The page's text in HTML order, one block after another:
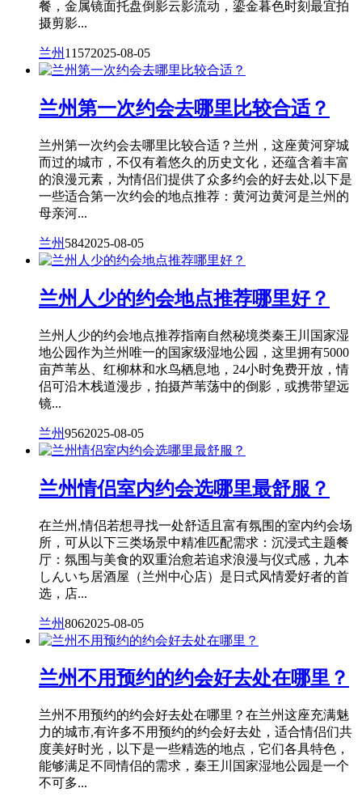
餐，金属镜面托盘倒影云影流动，鎏金暮色时刻最宜拍
摄剪影...
兰州 11572025-08-05
兰州第一次约会去哪里比较合适？
兰州第一次约会去哪里比较合适？兰州，这座黄河穿城
而过的城市，不仅有着悠久的历史文化，还蕴含着丰富
的浪漫元素，为情侣们提供了众多约会的好去处,以下是
一些适合第一次约会的地点推荐：黄河边黄河是兰州的
母亲河...
兰州 5842025-08-05
兰州人少的约会地点推荐哪里好？
兰州人少的约会地点推荐指南自然秘境类秦王川国家湿
地公园作为兰州唯一的国家级湿地公园，这里拥有5000
亩芦苇丛、红柳林和水鸟栖息地，24小时免费开放，情
侣可沿木栈道漫步，拍摄芦苇荡中的倒影，或携带望远
镜...
兰州9562025-08-05
兰州情侣室内约会选哪里最舒服？
在兰州,情侣若想寻找一处舒适且富有氛围的室内约会场
所，可从以下三类场景中精准匹配需求：沉浸式主题餐
厅：氛围与美食的双重治愈若追求浪漫与仪式感，九本
しんいち居酒屋（兰州中心店）是日式风情爱好者的首
选，店...
兰州8062025-08-05
兰州不用预约的约会好去处在哪里？
兰州不用预约的约会好去处在哪里？在兰州这座充满魅
力的城市,有许多不用预约的约会好去处，适合情侣们共
度美好时光，以下是一些精选的地点，它们各具特色，
能够满足不同情侣的需求，秦王川国家湿地公园是一个
不可多...